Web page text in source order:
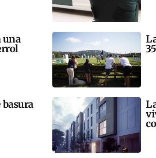
una
basura